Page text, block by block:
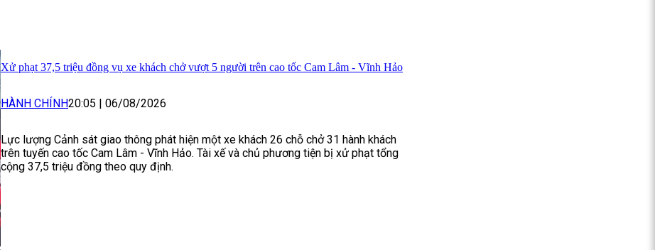
Xử phạt 37,5 triệu đồng vụ xe khách chở vượt 5 người trên cao tốc Cam Lâm - Vĩnh Hảo
HÀNH CHÍNH20:05 06/08/2026
Lực lượng Cảnh sát giao thông phát hiện một xe khách 26 chỗ chở 31 hành khách
trên tuyến cao tốc Cam Lâm - Vĩnh Hảo. Tài xế và chủ phương tiện bị xử phạt tổng
cộng 37,5 triệu đồng theo quy định.